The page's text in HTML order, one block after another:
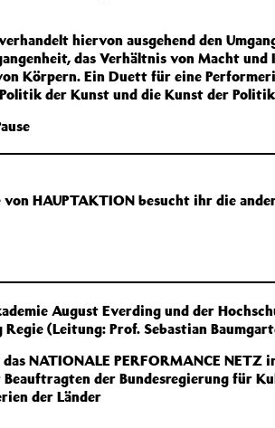
hiervon ausgehend den
das Verhältnis von Macht und
Körpern. Ein Duett für eine
der Kunst und die Kunst der
HAUPTAKTION besucht ihr die
August Everding und der
(Leitung: Prof. Sebastian
NATIONALE PERFORMANCE NETZ
der Bundesregierung für
der Länder